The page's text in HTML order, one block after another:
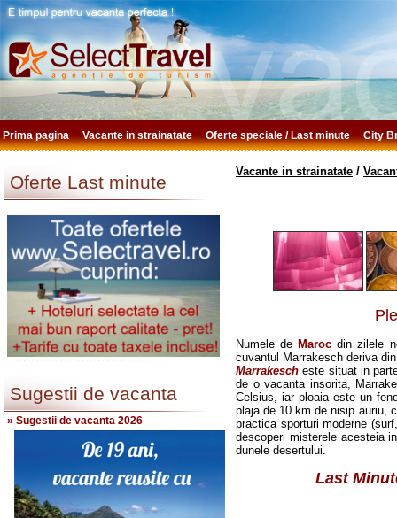
Prima pagina Vacante in strainatate Oferte speciale / Last minute City
Oferte Last minute
Sugestii de vacanta
» Sugestii de vacanta 2026
Vacante in strainatate /
Numele de Maroc din zilele
cuvantul Marrakesch deriva
Marrakesch este situat in
de o vacanta insorita,
Celsius, iar ploaia este un
plaja de 10 km de nisip auriu,
practica sporturi moderne
descoperi misterele acesteia
dunele desertului.
Last